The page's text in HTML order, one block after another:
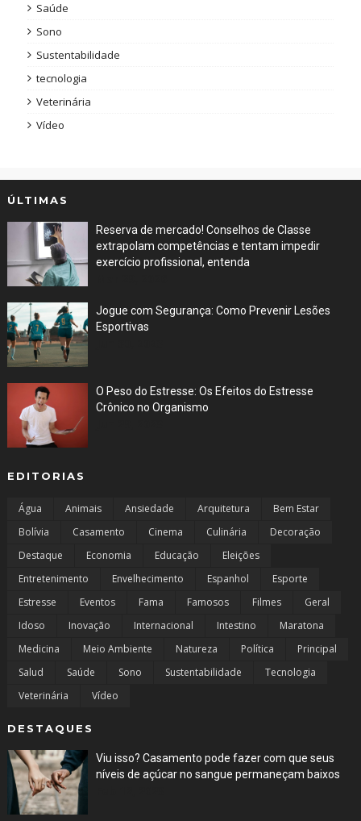
Saúde
Sono
Sustentabilidade
tecnologia
Veterinária
Vídeo
ÚLTIMAS
Reserva de mercado! Conselhos de Classe
extrapolam competências e tentam impedir
exercício profissional, entenda
Jogue com Segurança: Como Prevenir Lesões
Esportivas
O Peso do Estresse: Os Efeitos do Estresse
Crônico no Organismo
EDITORIAS
Água Animais Ansiedade Arquitetura
Bem Estar
Bolívia
Casamento Cinema Culinária
Decoração
Destaque
Economia Educação
Eleições
Entretenimento
Envelhecimento Espanhol
Esporte
Estresse
Eventos Fama Famosos Filmes
Geral
Idoso
Inovação Internacional Intestino
Maratona
Medicina
Meio Ambiente Natureza Política
Principal
Salud
Saúde Sono Sustentabilidade
Tecnologia
Veterinária
Vídeo
DESTAQUES
Viu isso? Casamento pode fazer com que seus
níveis de açúcar no sangue permaneçam baixos